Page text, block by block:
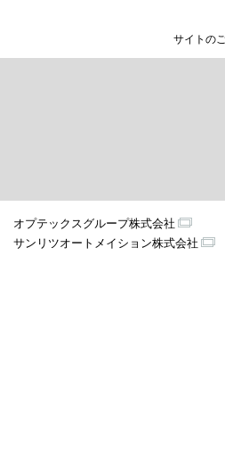
サイトの
オプテックスグループ株式会社
サンリツオートメイション株式会社